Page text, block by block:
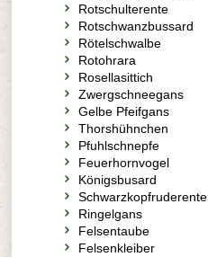
Rotschulterente
Rotschwanzbussard
Rötelschwalbe
Rotohrara
Rosellasittich
Zwergschneegans
Gelbe Pfeifgans
Thorshühnchen
Pfuhlschnepfe
Feuerhornvogel
Königsbusard
Schwarzkopfruderente
Ringelgans
Felsentaube
Felsenkleiber